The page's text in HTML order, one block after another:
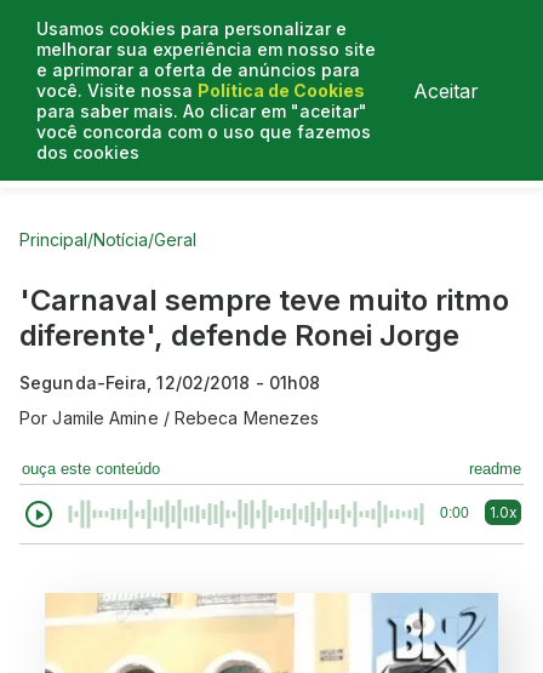
Usamos cookies para personalizar e
melhorar sua experiência em nosso site
e aprimorar a oferta de anúncios para
você. Visite nossa Política de Cookies
para saber mais. Ao clicar em "aceitar"
você concorda com o uso que fazemos
dos cookies
Aceitar
Curtas do Poder
Principal/Notícia/Geral
'Carnaval sempre teve muito ritmo
diferente', defende Ronei Jorge
Segunda-Feira, 12/02/2018 - 01h08
PorJamile Amine / Rebeca Menezes
ouça este conteúdo readme
0:00 1.0x